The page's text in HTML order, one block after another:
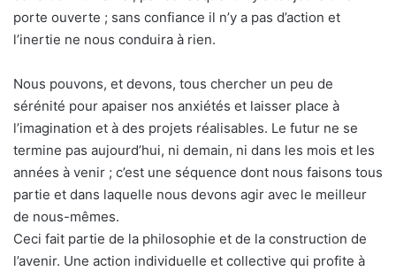
porte ouverte ; sans confiance il n’y a pas d’action et
l’inertie ne nous conduira à rien.
Nous pouvons, et devons, tous chercher un peu de
sérénité pour apaiser nos anxiétés et laisser place à
l’imagination et à des projets réalisables. Le futur ne se
termine pas aujourd’hui, ni demain, ni dans les mois et les
années à venir ; c’est une séquence dont nous faisons tous
partie et dans laquelle nous devons agir avec le meilleur
de nous-mêmes.
Ceci fait partie de la philosophie et de la construction de
l’avenir. Une action individuelle et collective qui profite à